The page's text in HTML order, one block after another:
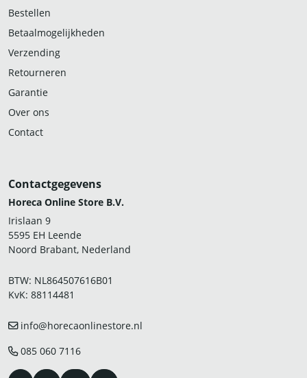
Bestellen
Betaalmogelijkheden
Verzending
Retourneren
Garantie
Over ons
Contact
Contactgegevens
Horeca Online Store B.V.
Irislaan 9
5595 EH Leende
Noord Brabant, Nederland
BTW: NL864507616B01
KvK: 88114481
info@horecaonlinestore.nl
085 060 7116